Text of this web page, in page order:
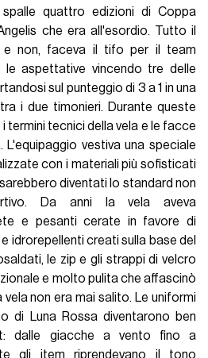
quattro edizioni di Coppa
che era all'esordio. Tutto il
e non, faceva il tifo per il team
le aspettative vincendo tre delle
sul punteggio di 3 a 1 in una
i due timonieri. Durante queste
termini tecnici della vela e le facce
L'equipaggio vestiva una speciale
con i materiali più sofisticati
diventati lo standard non
Da anni la vela aveva
e pesanti cerate in favore di
idrorepellenti creati sulla base del
le zip e gli strappi di velcro
e molto pulita che affascinò
non era mai salito. Le uniformi
di Luna Rossa diventarono ben
dalle giacche a vento fino a
gli item riprendevano il tono